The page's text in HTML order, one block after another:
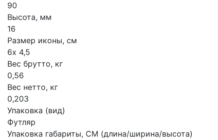
90
Высота, мм
16
Размер иконы, см
6х 4,5
Вес брутто, кг
0,56
Вес нетто, кг
0,203
Упаковка (вид)
Футляр
Упаковка габариты, СМ (длина/ширина/высота)